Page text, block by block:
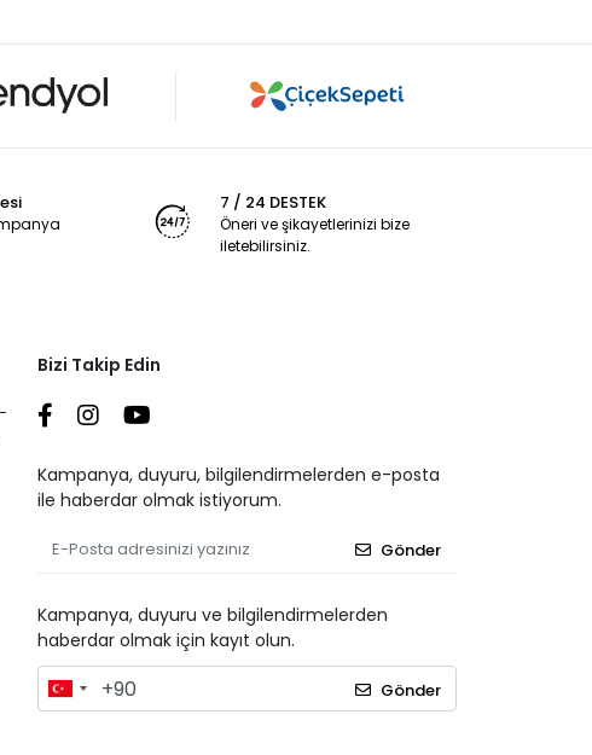
7 / 24 DESTEK
Öneri ve şikayetlerinizi bize
iletebilirsiniz.
Bizi Takip Edin
Kampanya, duyuru, bilgilendirmelerden e-posta
ile haberdar olmak istiyorum.
Gönder
Kampanya, duyuru ve bilgilendirmelerden
haberdar olmak için kayıt olun.
Gönder